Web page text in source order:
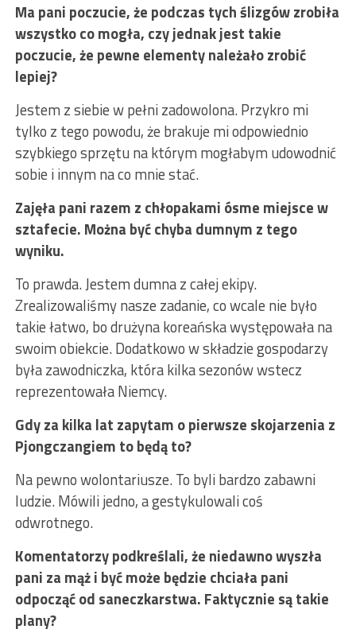
Ma pani poczucie, że podczas tych ślizgów zrobiła
wszystko co mogła, czy jednak jest takie
poczucie, że pewne elementy należało zrobić
lepiej?
Jestem z siebie w pełni zadowolona. Przykro mi
tylko z tego powodu, że brakuje mi odpowiednio
szybkiego sprzętu na którym mogłabym udowodnić
sobie i innym na co mnie stać.
Zajęła pani razem z chłopakami ósme miejsce w
sztafecie. Można być chyba dumnym z tego
wyniku.
To prawda. Jestem dumna z całej ekipy.
Zrealizowaliśmy nasze zadanie, co wcale nie było
takie łatwo, bo drużyna koreańska występowała na
swoim obiekcie. Dodatkowo w składzie gospodarzy
była zawodniczka, która kilka sezonów wstecz
reprezentowała Niemcy.
Gdyza kilka lat zapytam o pierwsze skojarzenia z
Pjongczangiem to będą to?
Na pewno wolontariusze. To byli bardzo zabawni
ludzie. Mówili jedno, a gestykulowali coś
odwrotnego.
Komentatorzy podkreślali, że niedawno wyszła
pani za mąż i być może będzie chciała pani
odpocząć od saneczkarstwa. Faktycznie są takie
plany?